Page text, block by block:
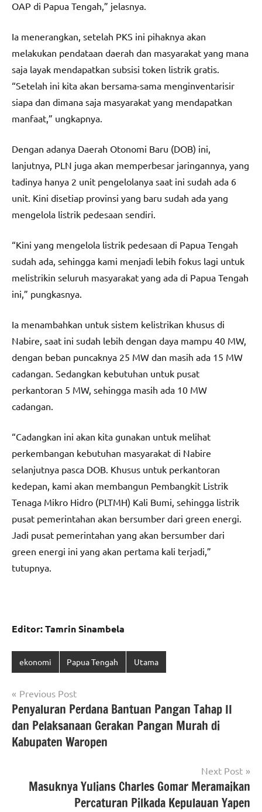
OAP di Papua Tengah,” jelasnya.
Ia menerangkan, setelah PKS ini pihaknya akan
melakukan pendataan daerah dan masyarakat yang mana
saja layak mendapatkan subsisi token listrik gratis.
“Setelah ini kita akan bersama-sama menginventarisir
siapa dan dimana saja masyarakat yang mendapatkan
manfaat,” ungkapnya.
Dengan adanya Daerah Otonomi Baru (DOB) ini,
lanjutnya, PLN juga akan memperbesar jaringannya, yang
tadinya hanya 2 unit pengelolanya saat ini sudah ada 6
unit. Kini disetiap provinsi yang baru sudah ada yang
mengelola listrik pedesaan sendiri.
“Kini yang mengelola listrik pedesaan di Papua Tengah
sudah ada, sehingga kami menjadi lebih fokus lagi untuk
melistrikin seluruh masyarakat yang ada di Papua Tengah
ini,” pungkasnya.
Ia menambahkan untuk sistem kelistrikan khusus di
Nabire, saat ini sudah lebih dengan daya mampu 40 MW,
dengan beban puncaknya 25 MW dan masih ada 15 MW
cadangan. Sedangkan kebutuhan untuk pusat
perkantoran 5 MW, sehingga masih ada 10 MW
cadangan.
“Cadangkan ini akan kita gunakan untuk melihat
perkembangan kebutuhan masyarakat di Nabire
selanjutnya pasca DOB. Khusus untuk perkantoran
kedepan, kami akan membangun Pembangkit Listrik
Tenaga Mikro Hidro (PLTMH) Kali Bumi, sehingga listrik
pusat pemerintahan akan bersumber dari green energi.
Jadi pusat pemerintahan yang akan bersumber dari
green energi ini yang akan pertama kali terjadi,”
tutupnya.
Editor: Tamrin Sinambela
ekonomi Papua Tengah Utama
Navigasi
pos
Previous Post
Penyaluran Perdana Bantuan Pangan Tahap II
dan Pelaksanaan Gerakan Pangan Murah di
Kabupaten Waropen
Next Post
Masuknya Yulians Charles Gomar Meramaikan
Percaturan Pilkada Kepulauan Yapen